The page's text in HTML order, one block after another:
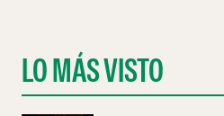
LO MÁS VISTO